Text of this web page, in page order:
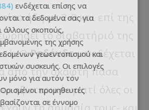
ήδη με 2-0 και επί της
το διαβατήριό της
ΟΡεδόνδουποδέχεται
από την σκαφτή πάσα
εξωτερικό -γιατί όλες οι
ενδέχεται επίσης να
τα δεδομένα σας για
άλλους σκοπούς,
της χρήσης
γεωεντοπισμού και
συσκευής. Οι επιλογές
μόνο για αυτόν τον
προμηθευτές
σε έννομο